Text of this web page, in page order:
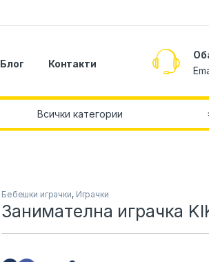
Блог Контакти
Бебешки играчки, Играчки
Занимателна играчка